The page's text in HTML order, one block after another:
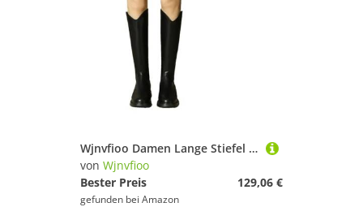
Wjnvfioo Damen Lange Stiefel Herbst Große Größe 41-43 Damenschuhe Mode Plattform Casual Ritter Stiefel Frauen
von Wjnvfioo
Bester Preis
129,06 €
gefunden bei Amazon